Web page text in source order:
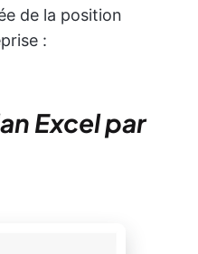
de la position
:
Excel par